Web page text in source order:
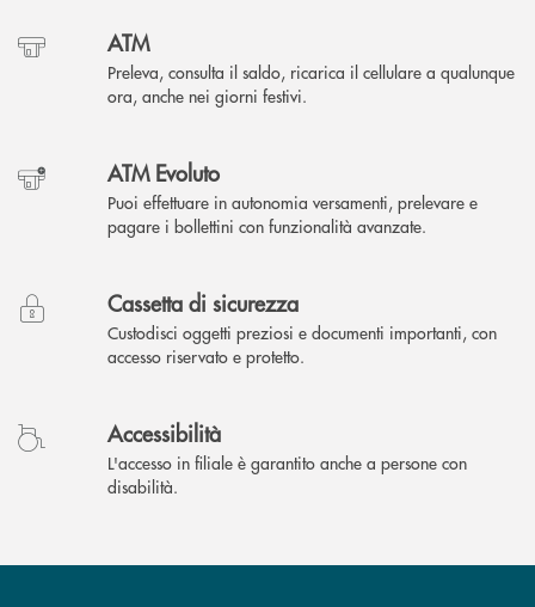
ATM
Preleva, consulta il saldo, ricarica il cellulare a qualunque
ora, anche nei giorni festivi.
ATM Evoluto
Puoi effettuare in autonomia versamenti, prelevare e
pagare i bollettini con funzionalità avanzate.
Cassetta di sicurezza
Custodisci oggetti preziosi e documenti importanti, con
accesso riservato e protetto.
Accessibilità
L'accesso in filiale è garantito anche a persone con
disabilità.